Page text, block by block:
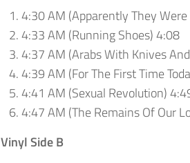
4:30 AM (Apparently They
4:33 AM (Running Shoes) 4:08
4:37 AM (Arabs With Knives
4:39 AM (For The First Time
4:41 AM (Sexual Revolution)
4:47 AM (The Remains Of Our
Vinyl Side B